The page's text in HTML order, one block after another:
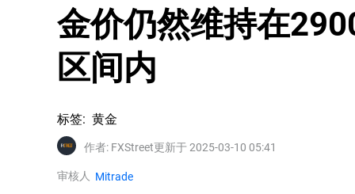
金价仍然维持在
区间内
标签: 黄金
作者: FXStreet更新于 2025-03-10 05:41
审核人 Mitrade